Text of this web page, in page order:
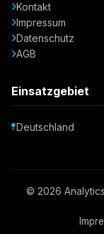
Kontakt
Impressum
Datenschutz
AGB
Einsatzgebiet
Deutschland
© 2026